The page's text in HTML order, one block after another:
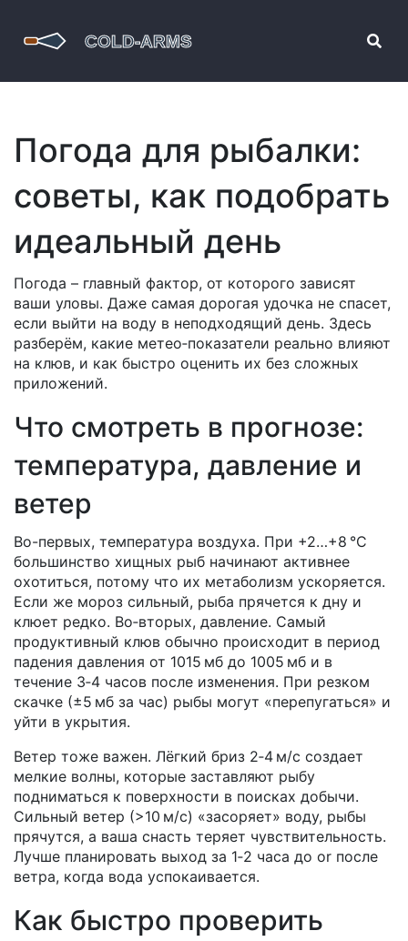
Погода для рыбалки:
советы, как подобрать
идеальный день
Погода – главный фактор, от которого зависят
ваши уловы. Даже самая дорогая удочка не спасет,
если выйти на воду в неподходящий день. Здесь
разберём, какие метео‑показатели реально влияют
на клюв, и как быстро оценить их без сложных
приложений.
Что смотреть в прогнозе:
температура, давление и
ветер
Во-первых, температура воздуха. При +2…+8 °C
большинство хищных рыб начинают активнее
охотиться, потому что их метаболизм ускоряется.
Если же мороз сильный, рыба прячется к дну и
клюет редко. Во‑вторых, давление. Самый
продуктивный клюв обычно происходит в период
падения давления от 1015 мб до 1005 мб и в
течение 3‑4 часов после изменения. При резком
скачке (±5 мб за час) рыбы могут «перепугаться» и
уйти в укрытия.
Ветер тоже важен. Лёгкий бриз 2‑4 м/с создает
мелкие волны, которые заставляют рыбу
подниматься к поверхности в поисках добычи.
Сильный ветер (>10 м/с) «засоряет» воду, рыбы
прячутся, а ваша снасть теряет чувствительность.
Лучше планировать выход за 1‑2 часа до or после
ветра, когда вода успокаивается.
Как быстро проверить